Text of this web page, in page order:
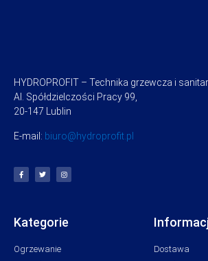
HYDROPROFIT – Technika grzewcza i
Al. Spółdzielczości Pracy 99,
20-147 Lublin
E-mail: biuro@hydroprofit.pl
Kategorie
Ogrzewanie
Dostawa